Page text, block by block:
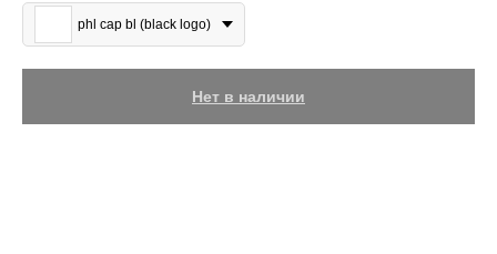
phl cap bl (black logo)
Нет в наличии